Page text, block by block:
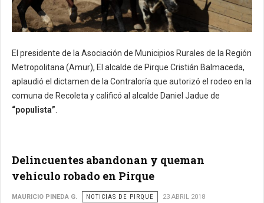
El presidente de la Asociación de Municipios Rurales de la Región
Metropolitana (Amur), El alcalde de Pirque Cristián Balmaceda,
aplaudió el dictamen de la Contraloría que autorizó el rodeo en la
comuna de Recoleta y calificó al alcalde Daniel Jadue de
“populista”.
Delincuentes abandonan y queman
vehículo robado en Pirque
MAURICIO PINEDA G. NOTICIAS DE PIRQUE
23 ABRIL 2018